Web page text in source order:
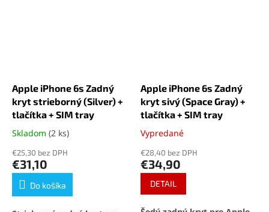
Apple iPhone 6s Zadný
kryt strieborný (Silver) +
tlačítka + SIM tray
Priemerné
produktu
je
5,0
Skladom (2 ks)
€25,30 bez DPH
€31,10
Do košíka
Apple iPhone 6s Zadný
kryt sivý (Space Gray) +
tlačítka + SIM tray
Priemerné
produktu
je
5,0
Vypredané
€28,40 bez DPH
€34,90
DETAIL